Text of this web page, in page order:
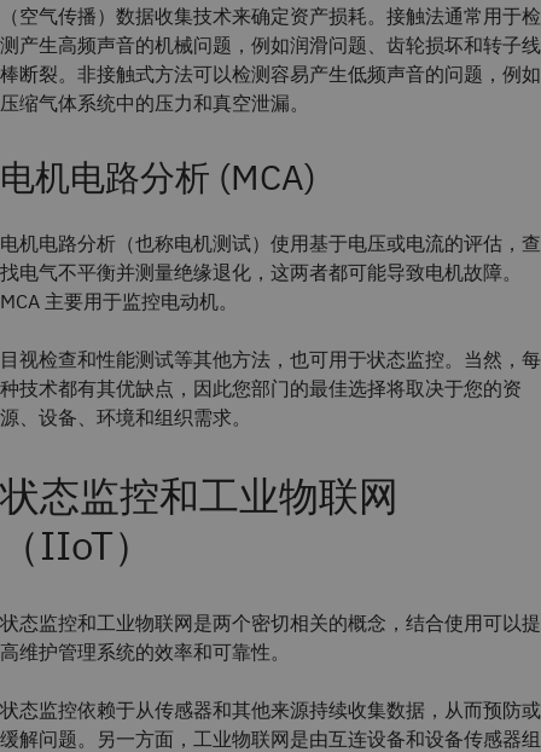
（空气传播）数据收集技术来确定资产损耗。接触法通常用于检
测产生高频声音的机械问题，例如润滑问题、齿轮损坏和转子线
棒断裂。非接触式方法可以检测容易产生低频声音的问题，例如
压缩气体系统中的压力和真空泄漏。
电机电路分析 (MCA)
电机电路分析（也称电机测试）使用基于电压或电流的评估，查
找电气不平衡并测量绝缘退化，这两者都可能导致电机故障。
MCA 主要用于监控电动机。
目视检查和性能测试等其他方法，也可用于状态监控。当然，每
种技术都有其优缺点，因此您部门的最佳选择将取决于您的资
源、设备、环境和组织需求。
状态监控和工业物联网
（IIoT）
状态监控和工业物联网是两个密切相关的概念，结合使用可以提
高维护管理系统的效率和可靠性。
状态监控依赖于从传感器和其他来源持续收集数据，从而预防或
缓解问题。另一方面，工业物联网是由互连设备和设备传感器组